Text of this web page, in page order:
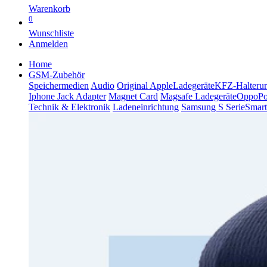
Warenkorb
0
Wunschliste
Anmelden
Home
GSM-Zubehör
Speichermedien Audio Original AppleLadegeräteKFZ-
Iphone Jack Adapter Magnet Card Magsafe LadegeräteOppo
Technik & Elektronik Ladeneinrichtung Samsung S Serie